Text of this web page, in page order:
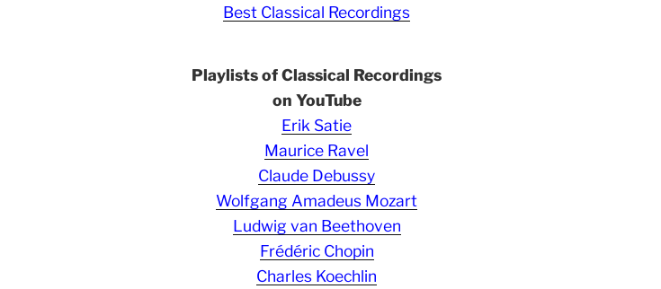
Best Classical Recordings
Playlists of Classical Recordings
on YouTube
Erik Satie
Maurice Ravel
Claude Debussy
Wolfgang Amadeus Mozart
Ludwig van Beethoven
Frédéric Chopin
Charles Koechlin